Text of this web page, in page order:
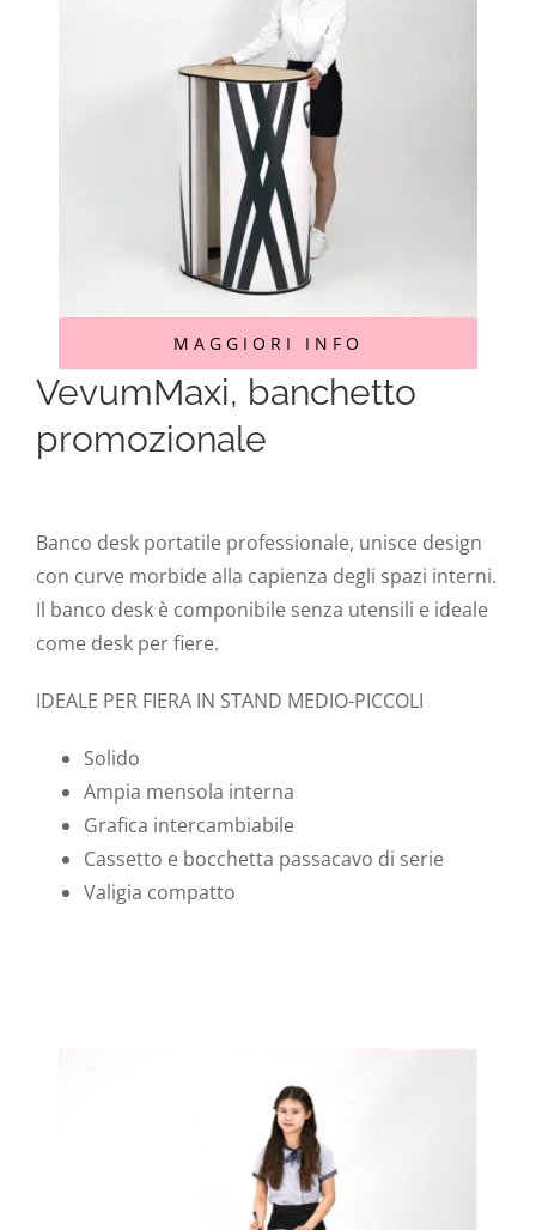
MAGGIORI INFO
VevumMaxi, banchetto
promozionale
Banco desk portatile professionale, unisce design
con curve morbide alla capienza degli spazi interni.
Il banco desk è componibile senza utensili e ideale
come desk per fiere.
IDEALE PER FIERA IN STAND MEDIO-PICCOLI
Solido
Ampia mensola interna
Grafica intercambiabile
Cassetto e bocchetta passacavo di serie
Valigia compatto